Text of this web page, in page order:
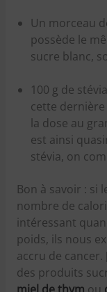
Un morceau
possède le
sucre blanc,
100 g de
cette
la dose au
est ainsi
stévia, on
Bon à savoir : si
nombre de
intéressant
poids, ils nous
accru de
des produits